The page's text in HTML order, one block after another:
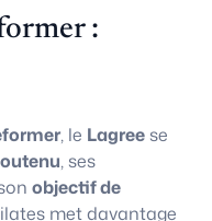
:
, le Lagree se
, ses
objectif de
met davantage